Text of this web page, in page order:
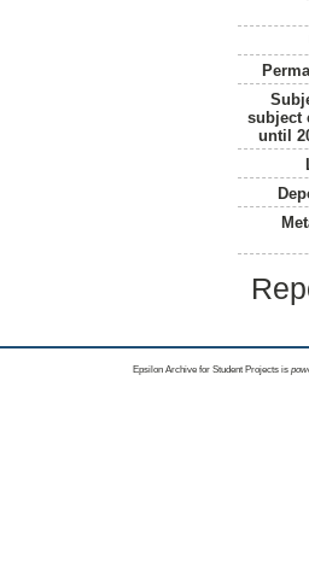
subject
until
Epsilon Archive for Student Projects is